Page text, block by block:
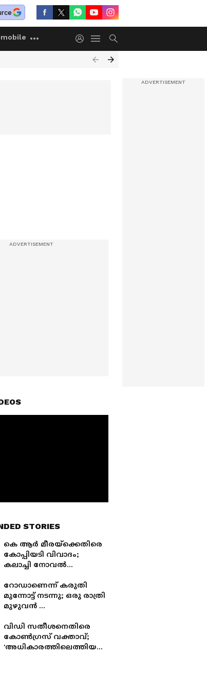
STORIES
കെ ആർ മീരയ്‌ക്കെതിരെ
കോപ്പിയടി വിവാദം;
കലാച്ചി നോവൽ
ഹരിത സാവിത്രി,
പ്രതികരിക്കാതെ മീര
​റോഡാണെന്ന് കരുതി
മുന്നോട്ട് നടന്നു; ഒരു രാത്രി
മുഴുവൻ ​
കുടുങ്ങി വയോധികൻ,
നാട്ടുകാരെത്തി
രക്ഷപ്പെടുത്തി;
വിഡി സതീശനെതിരെ
കോൺഗ്രസ് വക്താവ്;
'അധികാരത്തിലെത്തിയതി